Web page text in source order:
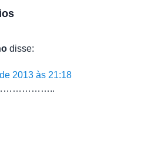
disse:
2013 às 21:18